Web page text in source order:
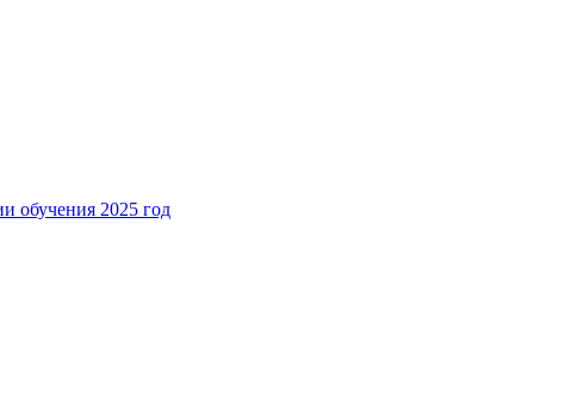
обучения 2025 год